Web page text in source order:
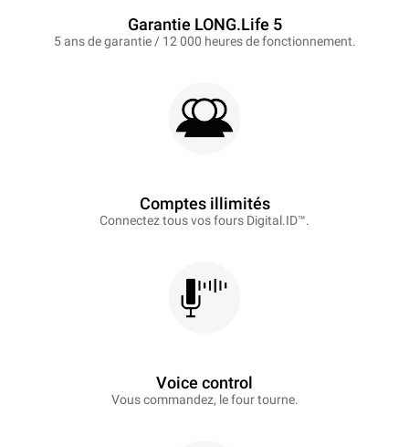
Garantie LONG.Life 5
5 ans de garantie / 12 000 heures de fonctionnement.
Comptes illimités
Connectez tous vos fours Digital.ID™.
Voice control
Vous commandez, le four tourne.